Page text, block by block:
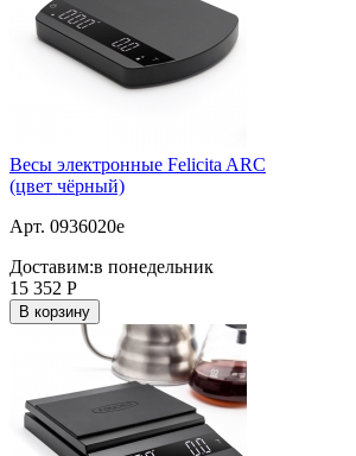
Весы электронные Felicita ARC
(цвет чёрный)
Арт. 0936020e
Доставим:в понедельник
15 352 Р
В корзину